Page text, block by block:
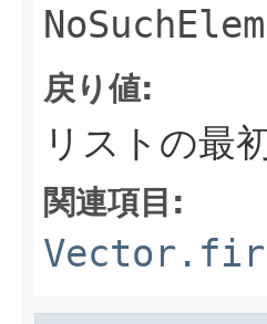
戻り値:
リストの最
関連項目: